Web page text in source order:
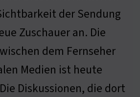
der Sendung
Zuschauer an. Die
dem Fernseher
Medien ist heute
Diskussionen, die dort